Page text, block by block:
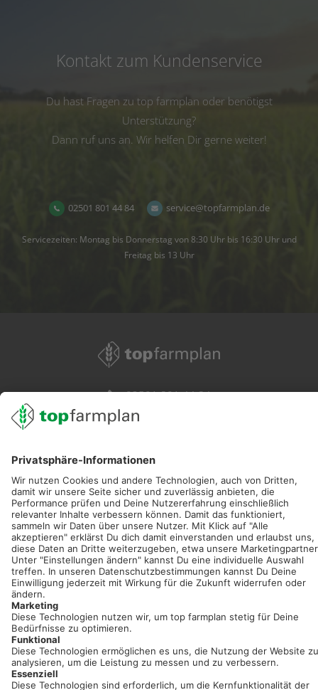
Kontakt zum Kundenservice
Du hast Fragen zu top farmplan oder benötigst
Unterstützung?
Dann ruf uns an. Wir helfen Dir gerne weiter!
02501 801 44 84 service@topfarmplan.de
Servicezeiten: Montag bis Donnerstag von 8:30 Uhr bis 16:30 Uhr und
Freitag bis 13 Uhr
02501 801 44 84
service@topfarmplan.de
Sei immer auf dem Laufenden!
Neue Features, spannende Tipps und hilfreiche Anleitungen!
Optimiere Dein Agrarbüro -
einfach und bequem!